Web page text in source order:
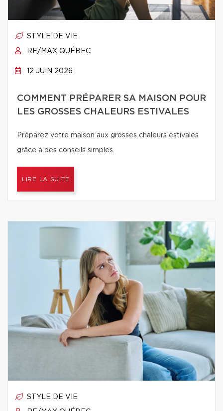
STYLE DE VIE
RE/MAX QUÉBEC
12 JUIN 2026
COMMENT PRÉPARER SA MAISON POUR
LES GROSSES CHALEURS ESTIVALES
Préparez votre maison aux grosses chaleurs estivales
grâce à des conseils simples.
LIRE LA SUITE
STYLE DE VIE